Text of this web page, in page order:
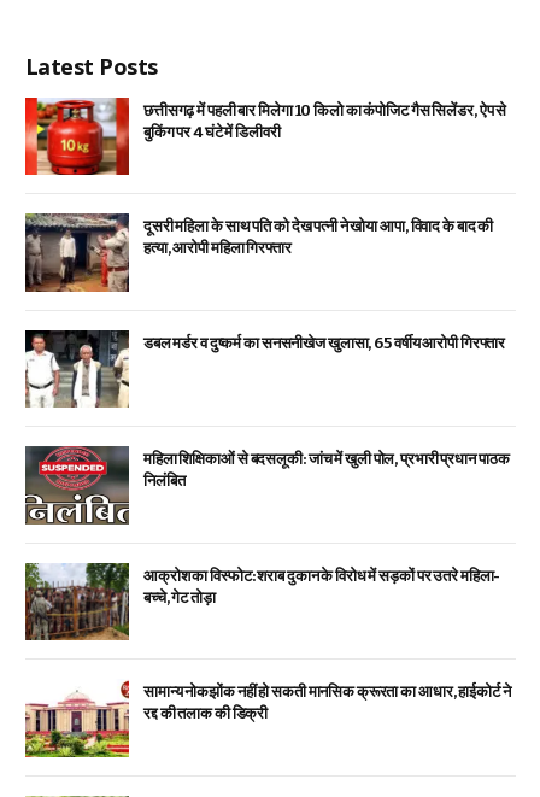
Latest Posts
छत्तीसगढ़ में पहली बार मिलेगा 10 किलो का कंपोजिट गैस सिलेंडर, ऐप से
बुकिंग पर 4 घंटे में डिलीवरी
दूसरी महिला के साथ पति को देख पत्नी ने खोया आपा, विवाद के बाद की
हत्या, आरोपी महिला गिरफ्तार
डबल मर्डर व दुष्कर्म का सनसनीखेज खुलासा, 65 वर्षीय आरोपी गिरफ्तार
महिला शिक्षिकाओं से बदसलूकी: जांच में खुली पोल, प्रभारी प्रधान पाठक
निलंबित
आक्रोश का विस्फोट: शराब दुकान के विरोध में सड़कों पर उतरे महिला-
बच्चे, गेट तोड़ा
सामान्य नोकझोंक नहीं हो सकती मानसिक क्रूरता का आधार, हाईकोर्ट ने
रद्द की तलाक की डिक्री